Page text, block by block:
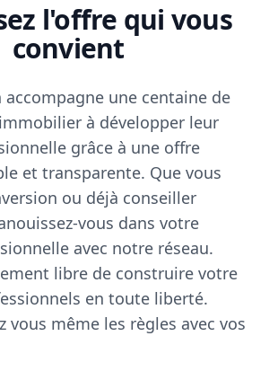
l'offre qui vous
convient
accompagne une centaine de
à développer leur
grâce à une offre
et transparente. Que vous
ou déjà conseiller
vous dans votre
avec notre réseau.
libre de construire votre
en toute liberté.
vous même les règles avec vos